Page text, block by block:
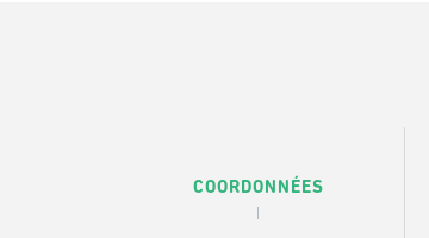
COORDONNÉES